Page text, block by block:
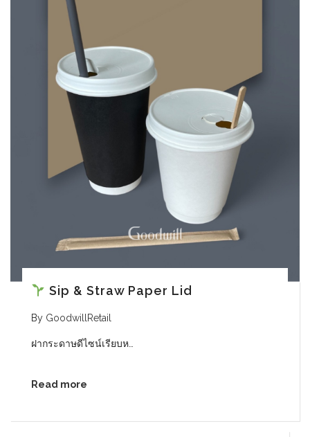
Sip & Straw Paper Lid
By GoodwillRetail
ฝากระดาษดีไซน์เรียบห…
Read more